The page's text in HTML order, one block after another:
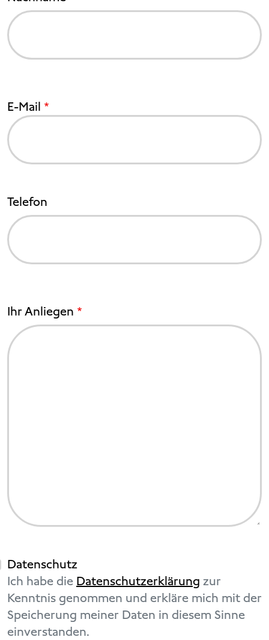
E-Mail
Telefon
Ihr Anliegen
Datenschutz
Ich habe die Datenschutzerklärung zur
Kenntnis genommen und erkläre mich mit der
Speicherung meiner Daten in diesem Sinne
einverstanden.